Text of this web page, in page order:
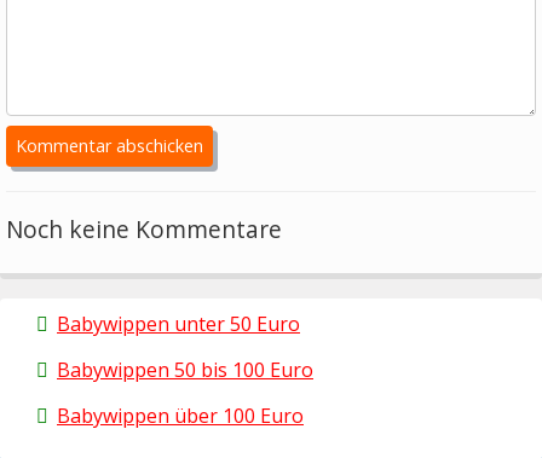
Noch keine Kommentare
Babywippen unter 50 Euro
Babywippen 50 bis 100 Euro
Babywippen über 100 Euro